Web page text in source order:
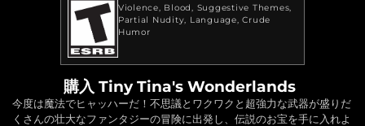
Violence Blood Suggestive Themes
Partial Nudity Language Crude
Humor
購入 Tiny Tina's Wonderlands
今度は魔法でヒャッハーだ！不思議とワクワクと超強力な武器が盛りだ
くさんの壮大なファンタジーの冒険に出発し、伝説のお宝を手に入れよ